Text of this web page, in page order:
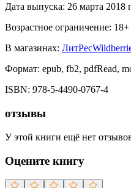
Дата выпуска: 26 марта 2018
Возрастное ограничение: 18+
В магазинах: ЛитРес
Формат: epub, fb2, pdfRead,
ISBN: 978-5-4490-0767-4
отзывы
У этой книги ещё нет
Оцените книгу